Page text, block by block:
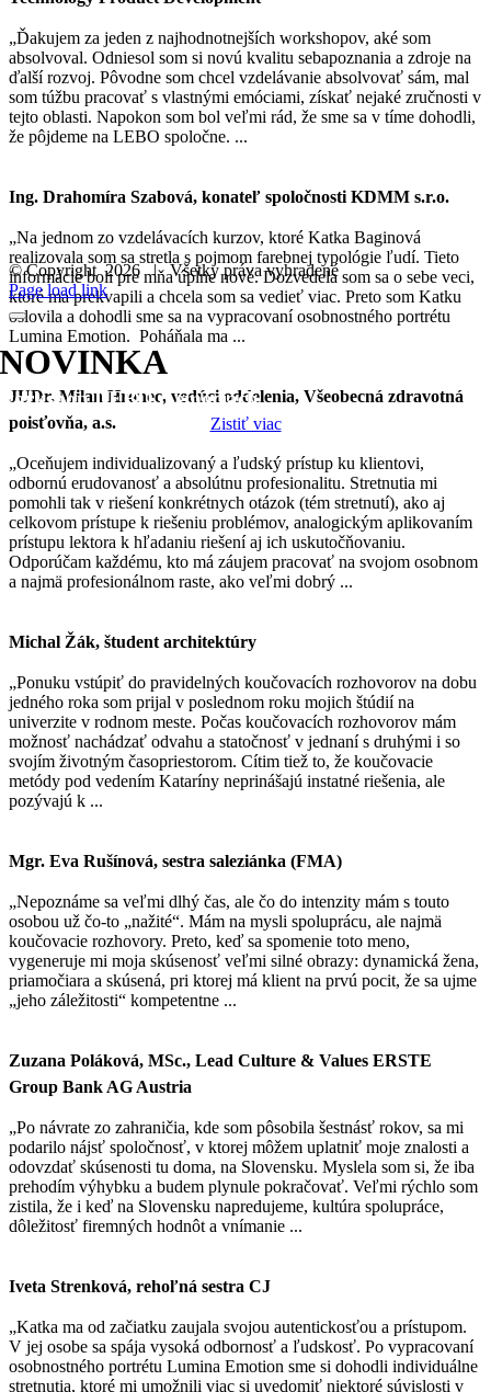
„Ďakujem za jeden z najhodnotnejších workshopov, aké som
absolvoval. Odniesol som si novú kvalitu sebapoznania a zdroje na
ďalší rozvoj. Pôvodne som chcel vzdelávanie absolvovať sám, mal
som túžbu pracovať s vlastnými emóciami, získať nejaké zručnosti v
tejto oblasti. Napokon som bol veľmi rád, že sme sa v tíme dohodli,
že pôjdeme na LEBO spoločne. ...
Ing. Drahomíra Szabová, konateľ spoločnosti KDMM s.r.o.
„Na jednom zo vzdelávacích kurzov, ktoré Katka Baginová
realizovala som sa stretla s pojmom farebnej typológie ľudí. Tieto
informácie boli pre mňa úplne nové. Dozvedela som sa o sebe veci,
ktoré ma prekvapili a chcela som sa vedieť viac. Preto som Katku
oslovila a dohodli sme sa na vypracovaní osobnostného portrétu
Lumina Emotion. Poháňala ma ...
JUDr. Milan Hronec, vedúci oddelenia, Všeobecná zdravotná
poisťovňa, a.s.
„Oceňujem individualizovaný a ľudský prístup ku klientovi,
odbornú erudovanosť a absolútnu profesionalitu. Stretnutia mi
pomohli tak v riešení konkrétnych otázok (tém stretnutí), ako aj
celkovom prístupe k riešeniu problémov, analogickým aplikovaním
prístupu lektora k hľadaniu riešení aj ich uskutočňovaniu.
Odporúčam každému, kto má záujem pracovať na svojom osobnom
a najmä profesionálnom raste, ako veľmi dobrý ...
Michal Žák, študent architektúry
„Ponuku vstúpiť do pravidelných koučovacích rozhovorov na dobu
jedného roka som prijal v poslednom roku mojich štúdií na
univerzite v rodnom meste. Počas koučovacích rozhovorov mám
možnosť nachádzať odvahu a statočnosť v jednaní s druhými i so
svojím životným časopriestorom. Cítim tiež to, že koučovacie
metódy pod vedením Kataríny neprinášajú instatné riešenia, ale
pozývajú k ...
Mgr. Eva Rušínová, sestra saleziánka (FMA)
„Nepoznáme sa veľmi dlhý čas, ale čo do intenzity mám s touto
osobou už čo-to „nažité“. Mám na mysli spoluprácu, ale najmä
koučovacie rozhovory. Preto, keď sa spomenie toto meno,
vygeneruje mi moja skúsenosť veľmi silné obrazy: dynamická žena,
priamočiara a skúsená, pri ktorej má klient na prvú pocit, že sa ujme
„jeho záležitosti“ kompetentne ...
Zuzana Poláková, MSc., Lead Culture & Values ERSTE
Group Bank AG Austria
„Po návrate zo zahraničia, kde som pôsobila šestnásť rokov, sa mi
podarilo nájsť spoločnosť, v ktorej môžem uplatniť moje znalosti a
odovzdať skúsenosti tu doma, na Slovensku. Myslela som si, že iba
prehodím výhybku a budem plynule pokračovať. Veľmi rýchlo som
zistila, že i keď na Slovensku napredujeme, kultúra spolupráce,
dôležitosť firemných hodnôt a vnímanie ...
Iveta Strenková, rehoľná sestra CJ
„Katka ma od začiatku zaujala svojou autentickosťou a prístupom.
V jej osobe sa spája vysoká odbornosť a ľudskosť. Po vypracovaní
osobnostného portrétu Lumina Emotion sme si dohodli individuálne
stretnutia, ktoré mi umožnili viac si uvedomiť niektoré súvislosti v
© Copyright2026 | Všetky práva vyhradené
Facebook
Instagram
LinkedIn
Page load link
NOVINKA
workshop LEBO o emóciách
Zistiť viac